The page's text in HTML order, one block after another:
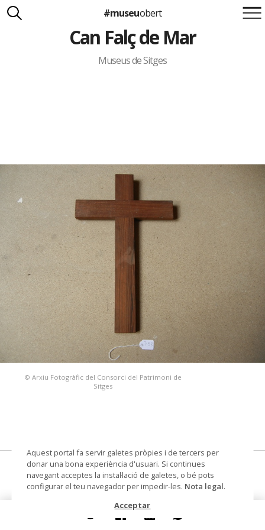
Suma't a la iniciativa
Carlota Royo
Francesca Barcellona
#museuobert
Can Falç de Mar
Museus de Sitges
© Arxiu Fotogràfic del Consorci del Patrimoni de
Sitges
creu
Datació Segona meitat segle XX
Aquest portal fa servir galetes pròpies i de tercers per
donar una bona experiència d'usuari. Si continues
navegant acceptes la instal·lació de galetes, o bé pots
configurar el teu navegador per impedir-les. Nota legal.
Acceptar